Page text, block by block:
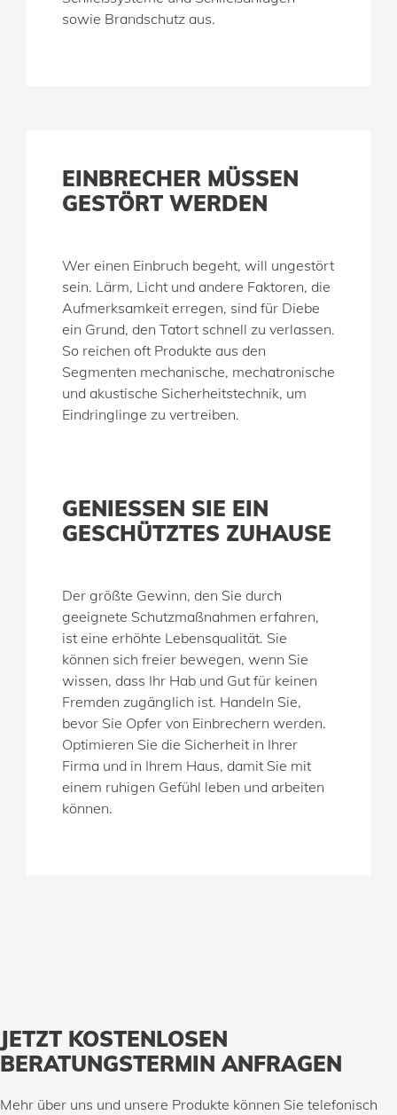
sowie Brandschutz aus.
EINBRECHER MÜSSEN
GESTÖRT WERDEN
Wer einen Einbruch begeht, will ungestört
sein. Lärm, Licht und andere Faktoren, die
Aufmerksamkeit erregen, sind für Diebe
ein Grund, den Tatort schnell zu verlassen.
So reichen oft Produkte aus den
Segmenten mechanische, mechatronische
und akustische Sicherheitstechnik, um
Eindringlinge zu vertreiben.
GENIESSEN SIE EIN G
ESCHÜTZTES ZUHAUSE
Der größte Gewinn, den Sie durch
geeignete Schutzmaßnahmen erfahren,
ist eine erhöhte Lebensqualität. Sie
können sich freier bewegen, wenn Sie
wissen, dass Ihr Hab und Gut für keinen
Fremden zugänglich ist. Handeln Sie,
bevor Sie Opfer von Einbrechern werden.
Optimieren Sie die Sicherheit in Ihrer
Firma und in Ihrem Haus, damit Sie mit
einem ruhigen Gefühl leben und arbeiten
können.
JETZT KOSTENLOSEN
BERATUNGSTERMIN ANFRAGEN
Mehr über uns und unsere Produkte können Sie telefonisch